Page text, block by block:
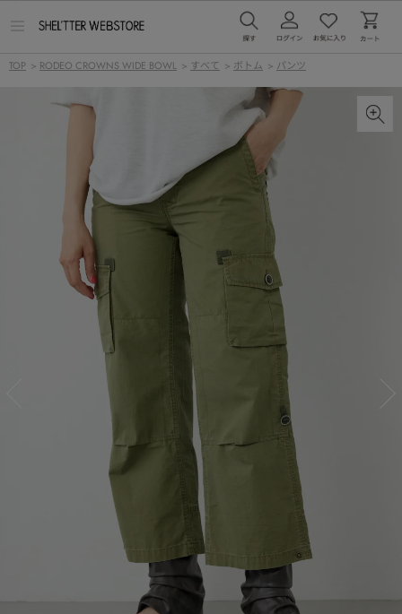
ー
TOP > RODEO CROWNS WIDE BOWL > すべて > ボトム > パンツ